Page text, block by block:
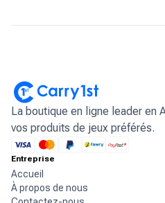
La boutique en ligne leader en
vos produits de jeux préférés.
Entreprise
Accueil
À propos de nous